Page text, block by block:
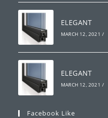
ELEGANT
MARCH 12, 2021 /
ELEGANT
MARCH 12, 2021 /
Facebook Like